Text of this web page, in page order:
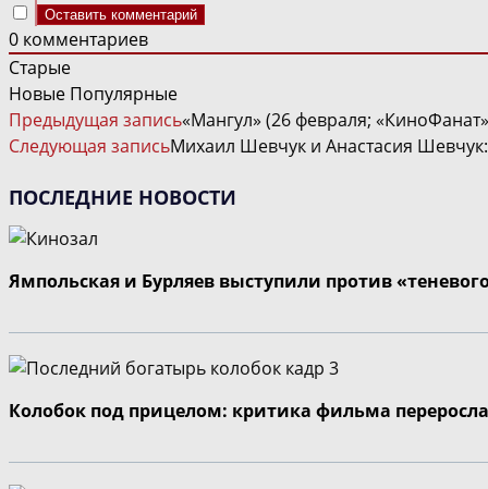
0 комментариев
Старые
Новые Популярные
ЧИТАТЬ
ДАЛЕЕ
СТАТЬИ
Предыдущая запись«Мангул» (26 февраля;
Следующая записьМихаил Шевчук и Анастасия
ПОСЛЕДНИЕ НОВОСТИ
Ямпольская и Бурляев выступили против
Колобок под прицелом: критика фильма